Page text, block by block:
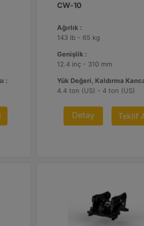
:
CW-10
Ağırlık :
143 lb - 65 kg
Genişlik :
12.4 inç - 310 mm
Yük Değeri, Kaldırma
4.4 ton (US) - 4 ton (US)
Detay Teklif